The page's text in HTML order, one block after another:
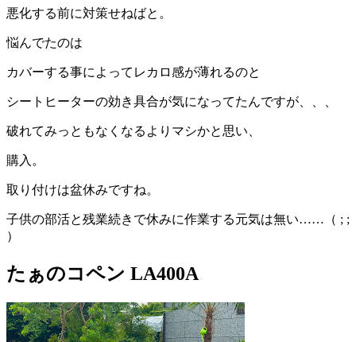
悪化する前に対策せねばと。
悩んでたのは
カバーする事によってレカロ感が薄れるのと
シートヒーターの効き具合が気になってたんですが、、、
破れてみっともなくなるよりマシかと思い、
購入。
取り付けは盆休みですね。
子供の部活と残業続きで休みに作業する元気は無い……（ ; ;
）
たぁのコペン LA400A